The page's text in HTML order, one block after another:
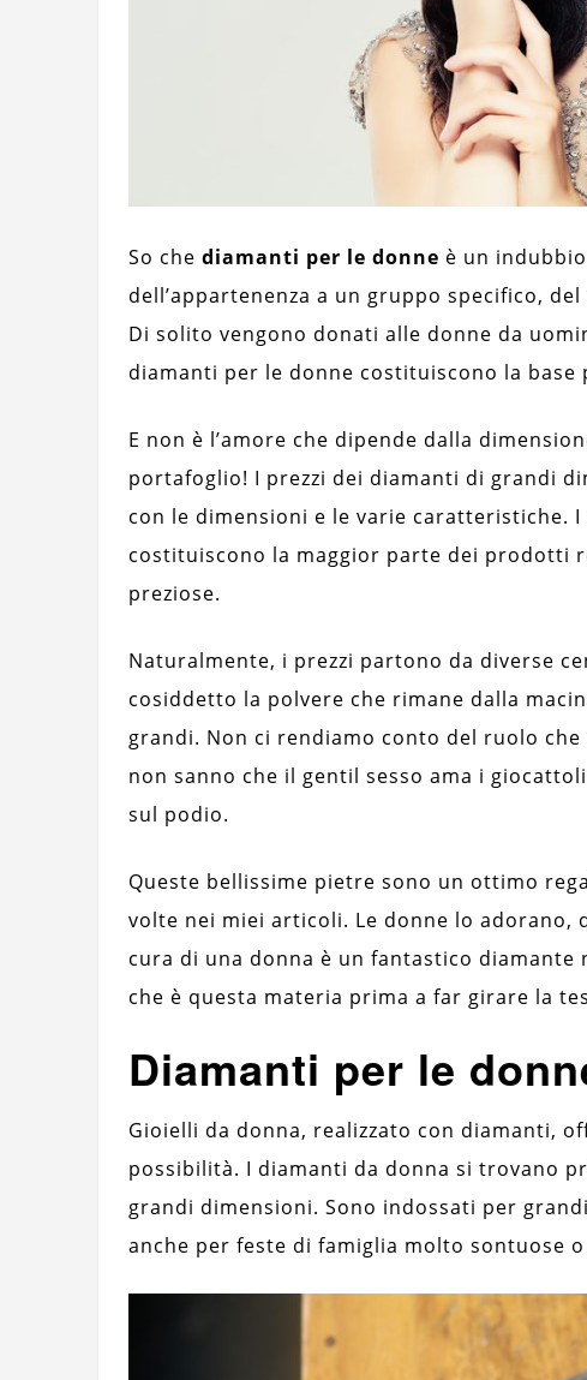
So che diamanti per le donne è un
dell’appartenenza a un gruppo specifico,
Di solito vengono donati alle donne da
diamanti per le donne costituiscono la base
E non è l’amore che dipende dalla
portafoglio! I prezzi dei diamanti di grandi
con le dimensioni e le varie caratteristiche.
costituiscono la maggior parte dei prodotti
preziose.
Naturalmente, i prezzi partono da diverse
cosiddetto la polvere che rimane dalla
grandi. Non ci rendiamo conto del ruolo
non sanno che il gentil sesso ama i
sul podio.
Queste bellissime pietre sono un ottimo
volte nei miei articoli. Le donne lo adorano,
cura di una donna è un fantastico
che è questa materia prima a far girare la
Diamanti per le
Gioielli da donna, realizzato con diamanti,
possibilità. I diamanti da donna si trovano
grandi dimensioni. Sono indossati per
anche per feste di famiglia molto sontuose